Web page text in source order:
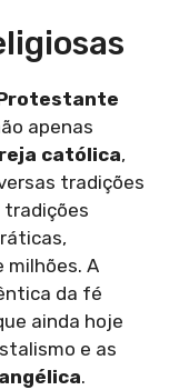
apenas
católica,
tradições
tradições
milhões. A
da fé
ainda hoje
e as
.